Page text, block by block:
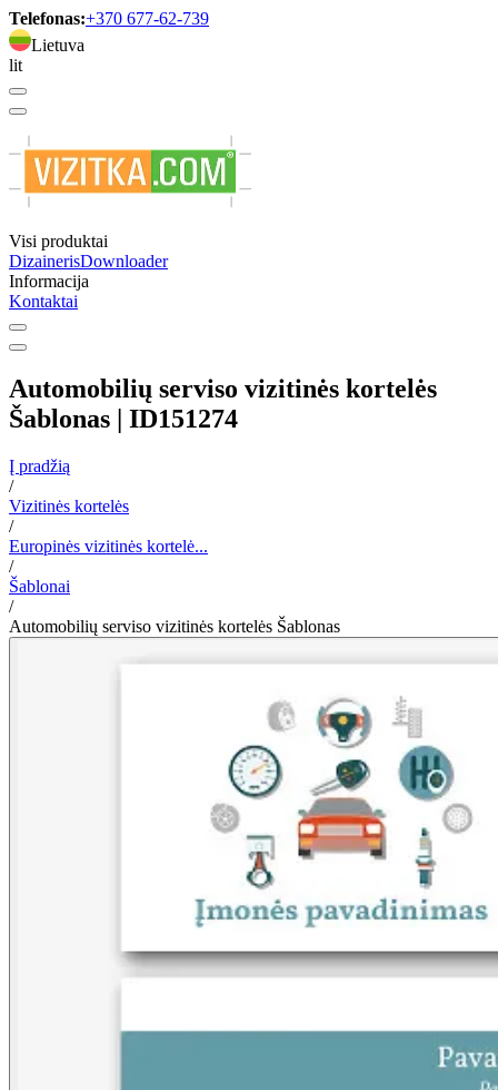
Telefonas:+370 677-62-739
Lietuva
lit
Visi produktai
DizainerisDownloader
Informacija
Kontaktai
Automobilių serviso vizitinės kortelės
Šablonas | ID151274
Į pradžią
/
Vizitinės kortelės
/
Europinės vizitinės kortelė...
/
Šablonai
/
Automobilių serviso vizitinės kortelės Šablonas